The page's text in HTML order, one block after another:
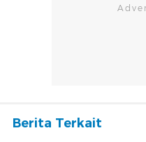
Berita Terkait